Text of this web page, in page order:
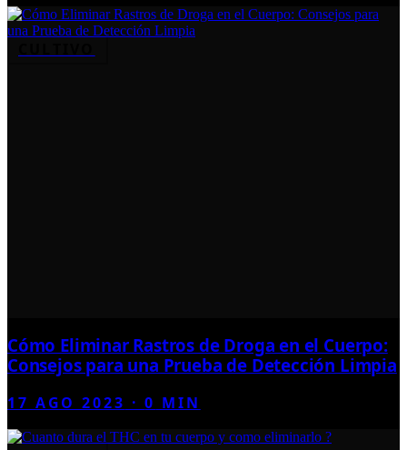
Cómo Eliminar Rastros de Droga en el Cuerpo:
Consejos para una Prueba de Detección Limpia
17 AGO 2023 ·0 MIN